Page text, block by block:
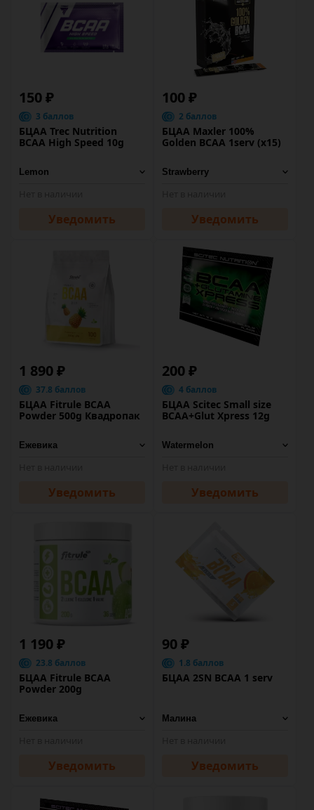
150 ₽
3 баллов
БЦАА Trec Nutrition
BCAA High Speed 10g
Уведомить
100 ₽
2 баллов
БЦАА Maxler 100%
Golden BCAA 1serv (х15)
Уведомить
1 890 ₽
37.8 баллов
БЦАА Fitrule BCAA
Powder 500g Квадропак
Уведомить
200 ₽
4 баллов
БЦАА Scitec Small size
BCAA+Glut Xpress 12g
Уведомить
1 190 ₽
23.8 баллов
БЦАА Fitrule BCAA
Powder 200g
Уведомить
90 ₽
1.8 баллов
БЦАА 2SN BCAA 1 serv
Уведомить